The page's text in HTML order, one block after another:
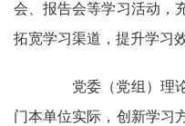
会、报告会等学习活动，
拓宽学习渠道，提升学习效
党委（党组）理论
门本单位实际，创新学习